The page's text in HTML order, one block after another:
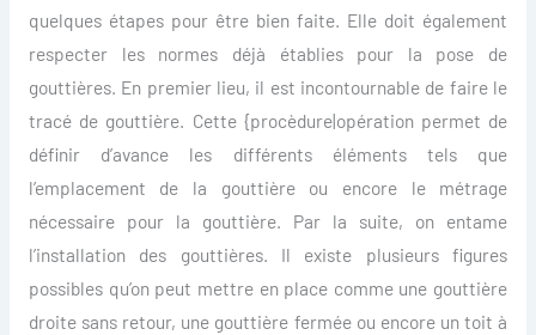
quelques étapes pour être bien faite. Elle doit également
respecter les normes déjà établies pour la pose de
gouttières. En premier lieu, il est incontournable de faire le
tracé de gouttière. Cette {procèdure|opération permet de
définir d’avance les différents éléments tels que
l’emplacement de la gouttière ou encore le métrage
nécessaire pour la gouttière. Par la suite, on entame
l’installation des gouttières. Il existe plusieurs figures
possibles qu’on peut mettre en place comme une gouttière
droite sans retour, une gouttière fermée ou encore un toit à